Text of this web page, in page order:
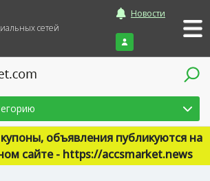
сетей
Новости
Войти
объявления публикуются на
сайте - https://accsmarket.news